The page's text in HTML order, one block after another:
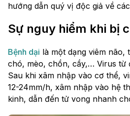
hướng dẫn quý vị độc giả về
Sự nguy hiểm khi bị
Bệnh dại là một dạng viêm
chó, mèo, chồn, cầy,… Virus từ
Sau khi xâm nhập vào cơ thể,
12-24mm/h, xâm nhập vào hệ
kinh, dẫn đến tử vong nhanh